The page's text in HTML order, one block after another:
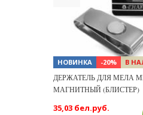
НОВИНКА -20% В
ДЕРЖАТЕЛЬ ДЛЯ МЕЛА
МАГНИТНЫЙ (БЛИСТЕР)
35,03 бел.руб.